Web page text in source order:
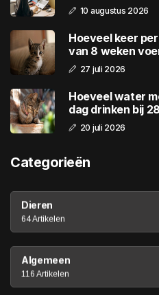
10 augustus 2026
Hoeveel keer
van 8 weken
27 juli 2026
Hoeveel water
dag drinken bij
20 juli 2026
Categorieën
Dieren
64 Artikelen
Algemeen
116 Artikelen